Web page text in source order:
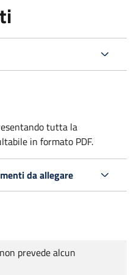
tutta la
in formato PDF.
da allegare
prevede alcun